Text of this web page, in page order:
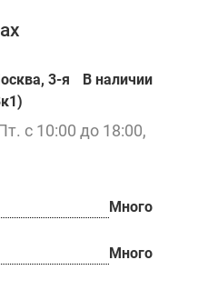
3-я
В наличии
с 10:00 до 18:00,
Много
Много